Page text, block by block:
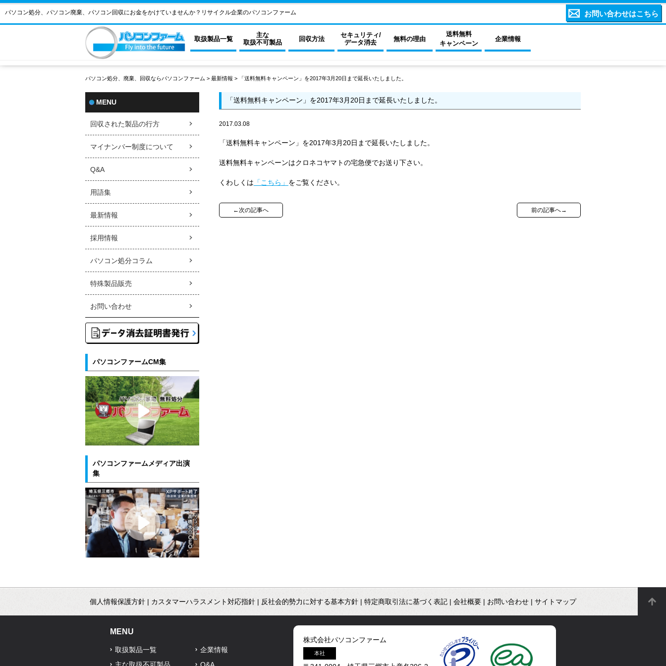
パソコン処分、パソコン廃棄、パソコン回収にお金をかけていませんか？リサイクル企業のパソコンファーム お問い合わせはこちら
取扱製品一覧
主な
取扱不可製品
回収方法
セキュリティ/
データ消去
無料の理由
送料無料
キャンペーン
企業情報
パソコン処分、廃棄、回収ならパソコンファーム > 最新情報 > 「送料無料キャンペーン」を2017年3月20日まで延長いたしました。
「送料無料キャンペーン」を2017年3月20日まで延長いたしました。
2017.03.08
「送料無料キャンペーン」を2017年3月20日まで延長いたしました。
送料無料キャンペーンはクロネコヤマトの宅急便でお送り下さい。
くわしくは 「こちら」 をご覧ください。
前の記事へ→
←次の記事へ
MENU
回収された製品の行方
マイナンバー制度について
Q&A
用語集
最新情報
採用情報
パソコン処分コラム
特殊製品販売
お問い合わせ
パソコンファームCM集
パソコンファームメディア出演
集
個人情報保護方針 | カスタマーハラスメント対応指針 | 反社会的勢力に対する基本方針 | 特定商取引法に基づく表記 | 会社概要 | お問い合わせ | サイトマップ
MENU
取扱製品一覧
企業情報
株式会社パソコンファーム
本社